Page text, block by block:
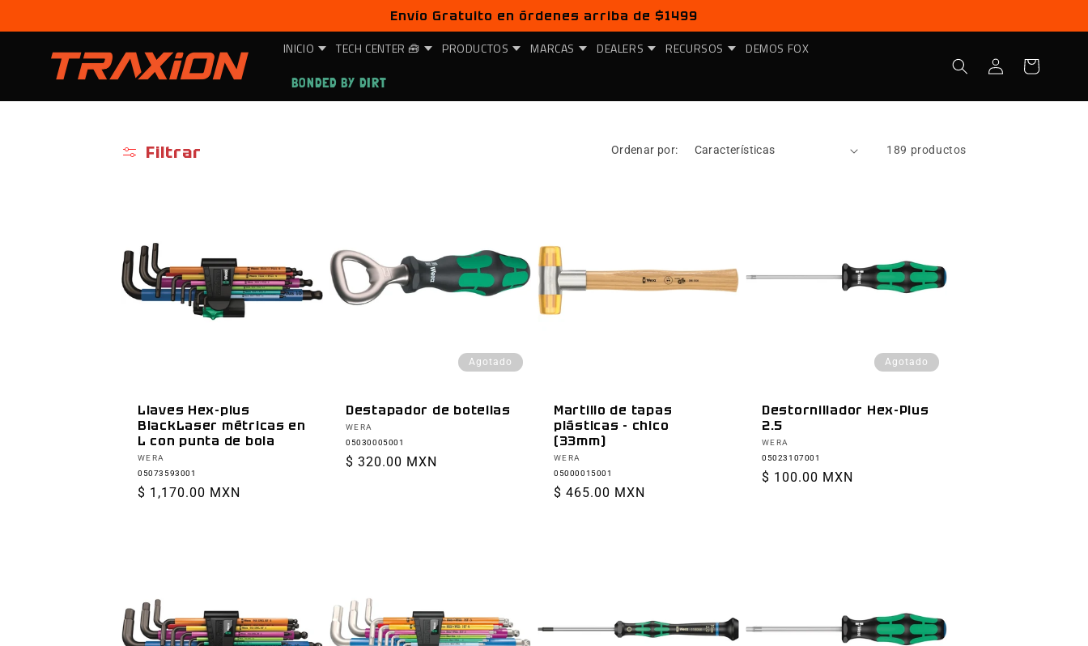
al contenido
Envío Gratuito en órdenes arriba de $1499
INICIO
TECH CENTER 🧰 PRODUCTOS MARCAS DEALERS RECURSOS
DEMOS FOX
BONDED BY DIRT
Iniciar
sesión
Carrito
Filtrar Ordenar por: 189 productos
Llaves Hex-plus
BlackLaser métricas en
L con punta de bola
Proveedor:
WERA
05073593001
Precio
$ 1,170.00 MXN
Agotado
Destapador de botellas
Proveedor:
WERA
05030005001
Precio
$ 320.00 MXN
Martillo de tapas
plásticas - chico
(33mm)
Proveedor:
WERA
05000015001
Precio
$ 465.00 MXN
Agotado
Destornillador Hex-Plus
2.5
Proveedor:
WERA
05023107001
Precio
$ 100.00 MXN